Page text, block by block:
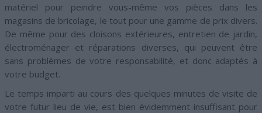
matériel pour peindre vous-même vos pièces dans les
magasins de bricolage, le tout pour une gamme de prix divers.
De même pour des cloisons extérieures, entretien de jardin,
électroménager et réparations diverses, qui peuvent être
sans problèmes de votre responsabilité, et donc adaptés à
votre budget.
Le temps imparti au cours des quelques minutes de visite de
votre futur lieu de vie, est bien évidemment insuffisant pour